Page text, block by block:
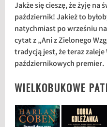
Jakże się cieszę, że żyję
październik! Jakież to
natychmiast po wrześniu
cytat z „Ani z Zielonego
tradycją jest, że teraz zaleje
październikowych premier.
WIELKOBUKOWE